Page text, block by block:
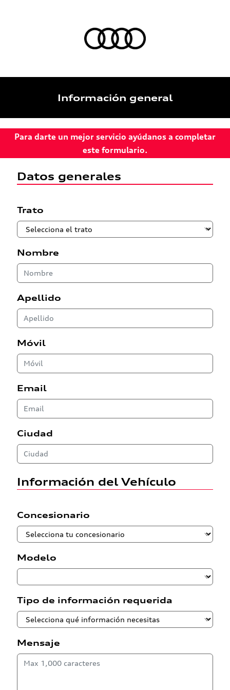
Información general
Para darte un mejor servicio ayúdanos a completar
este formulario.
Datos generales
Trato
Nombre
Apellido
Móvil
Email
Ciudad
Información del Vehículo
Concesionario
Modelo
Tipo de información requerida
Mensaje